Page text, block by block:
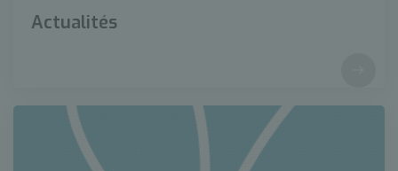
Actualités